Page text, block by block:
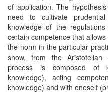
of application. The
need to cultivate
knowledge of the
certain competence that
the norm in the particular
show, from the Aristotelian
process is composed of
knowledge), acting
knowledge) and with oneself